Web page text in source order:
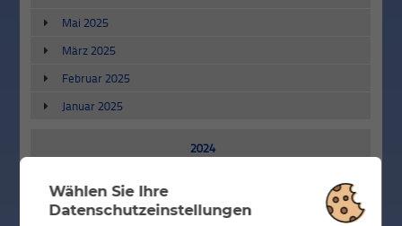
Mai 2025
März 2025
Februar 2025
Januar 2025
2024
Dezember 2024
November 2024
Wählen Sie Ihre
Datenschutzeinstellungen